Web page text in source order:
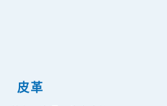
皮革